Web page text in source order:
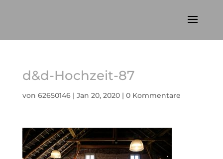
d&d-Hochzeit-87
von 62650146| Jan 20, 2020| 0 Kommentare